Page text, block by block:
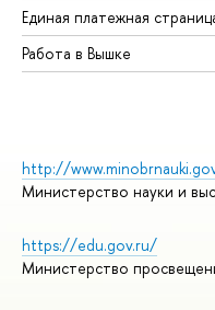
Единая платежная
Работа в Вышке
http://
Министерство науки и
https://edu.gov.ru/
Министерство